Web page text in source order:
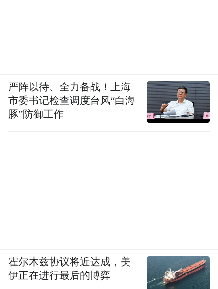
严阵以待、全力备战！上海
市委书记检查调度台风“白海
豚”防御工作
霍尔木兹协议将近达成，美
伊正在进行最后的博弈